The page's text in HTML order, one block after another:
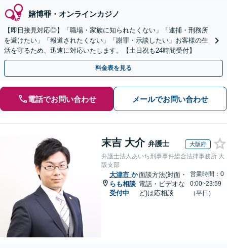
賭博罪・オンラインカジノ
【即日接見対応◎】「職場・家族に知られたくない」「逮捕・刑務所
を避けたい」「報道されたくない」「謝罪・示談したい」お客様の生
活を守るため、迅速に対応いたします。【土日祝も24時間受付】
料金表を見る
電話でお問い合わせ メールでお問い合わせ
末吉 大介 弁護士 大阪府
弁護士法人あいち刑事事件総合法律事務所 大
阪支部
大津市 か
らも相談
受付中
面談方法(対面・
電話・ビデオな
ど)は応相談
営業時間：0
0:00~23:59
（平日）